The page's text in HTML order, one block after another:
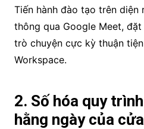
Tiến hành đào tạo trên
thông qua Google Meet,
trò chuyện cực kỳ thuận
Workspace.
2. Số hóa quy
hằng ngày của